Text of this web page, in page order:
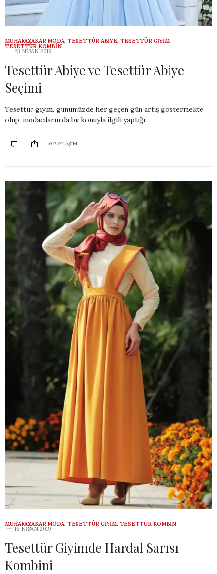
MUHAFAZAKAR MODA, TESETTÜR ABIYE, TESETTÜR GIYIM,
TESETTÜR KOMBIN
23 NISAN 2019
Tesettür Abiye ve Tesettür Abiye
Seçimi
Tesettür giyim, günümüzde her geçen gün artış göstermekte
olup, modacıların da bu konuyla ilgili yaptığı…
0 PAYLAŞIM
MUHAFAZAKAR MODA, TESETTÜR GIYIM, TESETTÜR KOMBIN
16 NISAN 2019
Tesettür Giyimde Hardal Sarısı
Kombini